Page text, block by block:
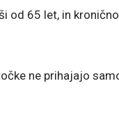
od 65 let, in
ne prihajajo